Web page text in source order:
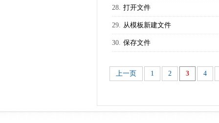
打开文件
从模板新建文件
保存文件
上一页 1 2 3 4